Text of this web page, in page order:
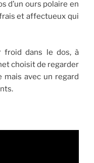
d’un ours polaire en
et affectueux qui
froid dans le dos, à
choisit de regarder
mais avec un regard